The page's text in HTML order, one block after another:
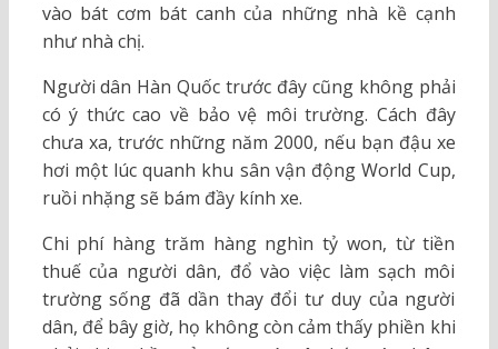
vào bát cơm bát canh của những nhà kề cạnh
như nhà chị.
Người dân Hàn Quốc trước đây cũng không phải
có ý thức cao về bảo vệ môi trường. Cách đây
chưa xa, trước những năm 2000, nếu bạn đậu xe
hơi một lúc quanh khu sân vận động World Cup,
ruồi nhặng sẽ bám đầy kính xe.
Chi phí hàng trăm hàng nghìn tỷ won, từ tiền
thuế của người dân, đổ vào việc làm sạch môi
trường sống đã dần thay đổi tư duy của người
dân, để bây giờ, họ không còn cảm thấy phiền khi